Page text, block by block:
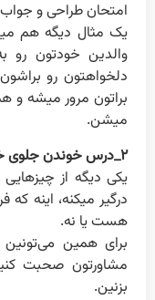
امتحان طراحی و
یک مثال دیگه هم
والدین خودتون رو
دلخواهتون رو
براتون مرور میشه
میشن.
۲_درس خوندن جلوی خانواده
یکی دیگه از
درگیر میکنه، اینه
هست یا نه.
برای همین
مشاورتون صحبت
بزنین.